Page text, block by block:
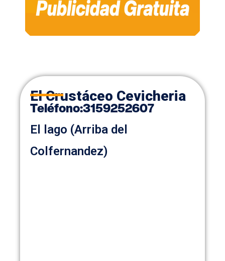
El Crustáceo Cevicheria
Teléfono:3159252607
El lago (Arriba del
Colfernandez)